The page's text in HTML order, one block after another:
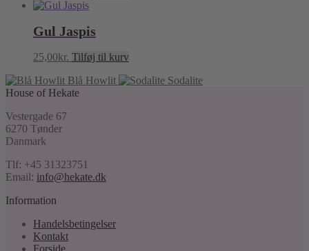
Gul Jaspis
25,00kr. Tilføj til kurv
Blå Howlit
Sodalite
House of Hekate
Vestergade 67
6270 Tønder
Danmark
Tlf: +45 31323751
Email: info@hekate.dk
Information
Handelsbetingelser
Kontakt
Forside